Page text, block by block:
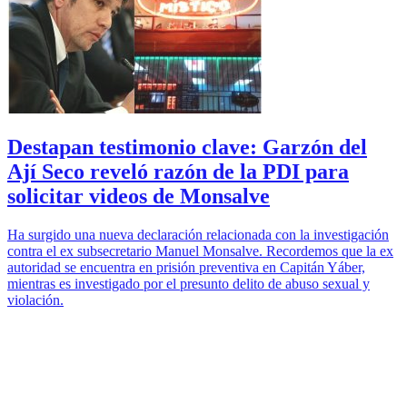
Destapan testimonio clave: Garzón del
Ají Seco reveló razón de la PDI para
solicitar videos de Monsalve
Ha surgido una nueva declaración relacionada con la investigación
contra el ex subsecretario Manuel Monsalve. Recordemos que la ex
autoridad se encuentra en prisión preventiva en Capitán Yáber,
mientras es investigado por el presunto delito de abuso sexual y
violación.